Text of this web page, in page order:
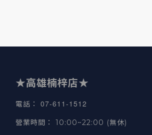
★高雄楠梓店★
電話 ： 07-611-1512
營業時間 ： 10:00~22:00 (無休)